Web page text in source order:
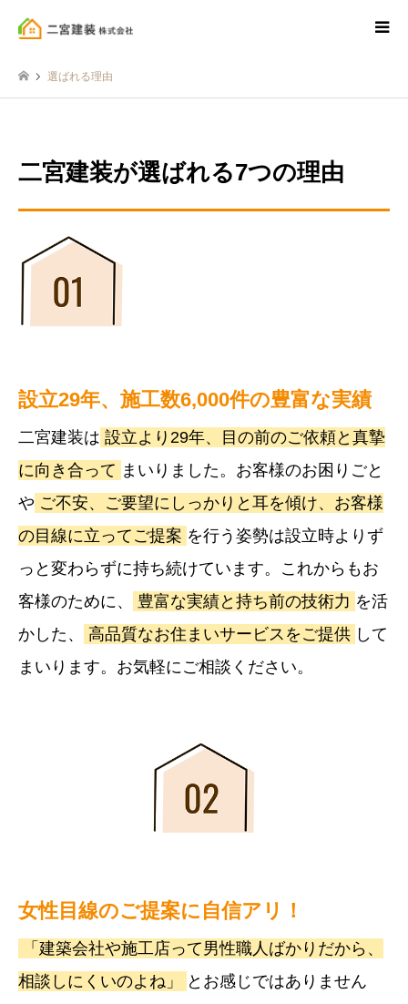
選ばれる理由
二宮建装が選ばれる7つの理由
設立29年、施工数6,000件の豊富な実績
二宮建装は 設立より29年、目の前のご依頼と真摯
に向き合って まいりました。お客様のお困りごと
や ご不安、ご要望にしっかりと耳を傾け、お客様
の目線に立ってご提案 を行う姿勢は設立時よりず
っと変わらずに持ち続けています。これからもお
客様のために、
豊富な実績と持ち前の技術力 を活
かした、
高品質なお住まいサービスをご提供 して
まいります。お気軽にご相談ください。
女性目線のご提案に自信アリ！
「建築会社や施工店って男性職人ばかりだから、
相談しにくいのよね」
とお感じではありません